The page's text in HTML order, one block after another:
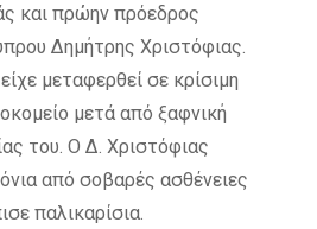
και πρώην πρόεδρος
Δημήτρης Χριστόφιας.
μεταφερθεί σε κρίσιμη
μετά από ξαφνική
του. Ο Δ. Χριστόφιας
από σοβαρές ασθένειες
παλικαρίσια.